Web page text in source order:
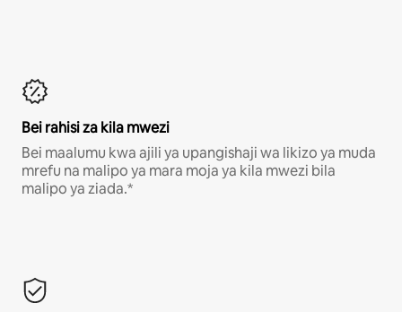
Bei rahisi za kila mwezi
Bei maalumu kwa ajili ya upangishaji wa likizo ya muda
mrefu na malipo ya mara moja ya kila mwezi bila
malipo ya ziada.*